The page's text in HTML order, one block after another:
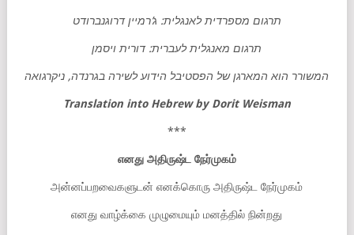
תרגום מספרדית לאנגלית: ג’רמיין דרוגנברודט
תרגום מאנגלית לעברית: דורית ויסמן
המשורר הוא המארגן של הפסטיבל הידוע לשירה בגרנדה, ניקרגואה
Translation into Hebrew by Dorit Weisman
***
எனது அதிருஷ்ட நேர்முகம்
அன்னப்பறவைகளுடன் எனக்கொரு அதிருஷ்ட நேர்முகம்
எனது வாழ்க்கை முழுமையும் மனத்தில் நின்றது